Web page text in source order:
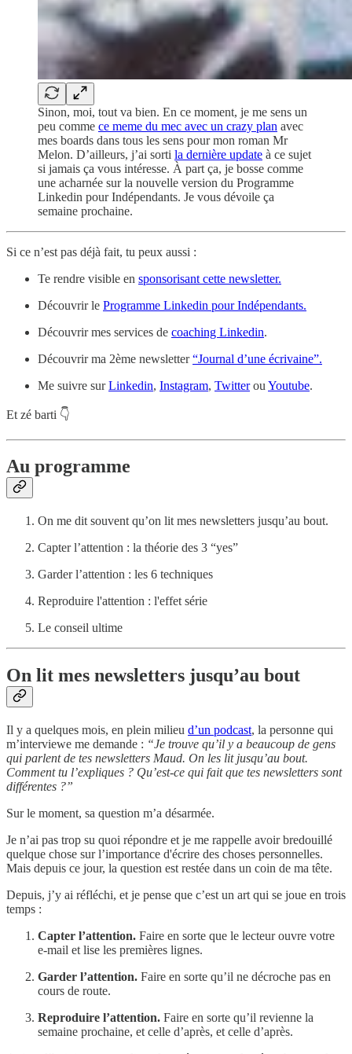
Sinon, moi, tout va bien. En ce moment, je me sens un
peu comme ce meme du mec avec un crazy plan avec
mes boards dans tous les sens pour mon roman Mr
Melon. D’ailleurs, j’ai sorti la dernière update à ce sujet
si jamais ça vous intéresse. À part ça, je bosse comme
une acharnée sur la nouvelle version du Programme
Linkedin pour Indépendants. Je vous dévoile ça
semaine prochaine.
Si ce n’est pas déjà fait, tu peux aussi :
Te rendre visible en sponsorisant cette newsletter.
Découvrir le Programme Linkedin pour Indépendants.
Découvrir mes services de coaching Linkedin.
Découvrir ma 2ème newsletter“Journal d’une écrivaine”.
Me suivre surLinkedin, Instagram, Twitterou Youtube.
Et zé barti 👇
Au programme
On me dit souvent qu’on lit mes newsletters jusqu’au bout.
Capter l’attention : la théorie des 3 “yes”
Garder l’attention : les 6 techniques
Reproduire l'attention : l'effet série
Le conseil ultime
On lit mes newsletters jusqu’au bout
Il y a quelques mois, en plein milieu d’un podcast, la personne qui
m’interviewe me demande : “Je trouve qu’il y a beaucoup de gens
qui parlent de tes newsletters Maud. On les lit jusqu’au bout.
Comment tu l’expliques ? Qu’est-ce qui fait que tes newsletters sont
différentes ?”
Sur le moment, sa question m’a désarmée.
Je n’ai pas trop su quoi répondre et je me rappelle avoir bredouillé
quelque chose sur l’importance d'écrire des choses personnelles.
Mais depuis ce jour, la question est restée dans un coin de ma tête.
Depuis, j’y ai réfléchi, et je pense que c’est un art qui se joue en trois
temps :
Capter l’attention. Faire en sorte que le lecteur ouvre votre
e-mail et lise les premières lignes.
Garder l’attention. Faire en sorte qu’il ne décroche pas en
cours de route.
Reproduire l’attention. Faire en sorte qu’il revienne la
semaine prochaine, et celle d’après, et celle d’après.